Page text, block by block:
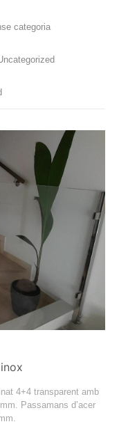
categoria
4+4 transparent amb
Passamans d’acer